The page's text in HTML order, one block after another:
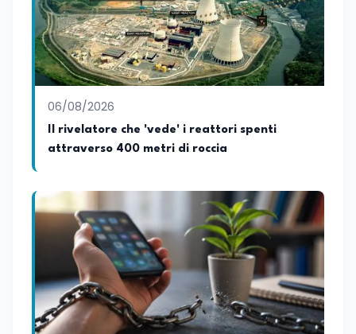
06/08/2026
Il rivelatore che 'vede' i reattori spenti
attraverso 400 metri di roccia